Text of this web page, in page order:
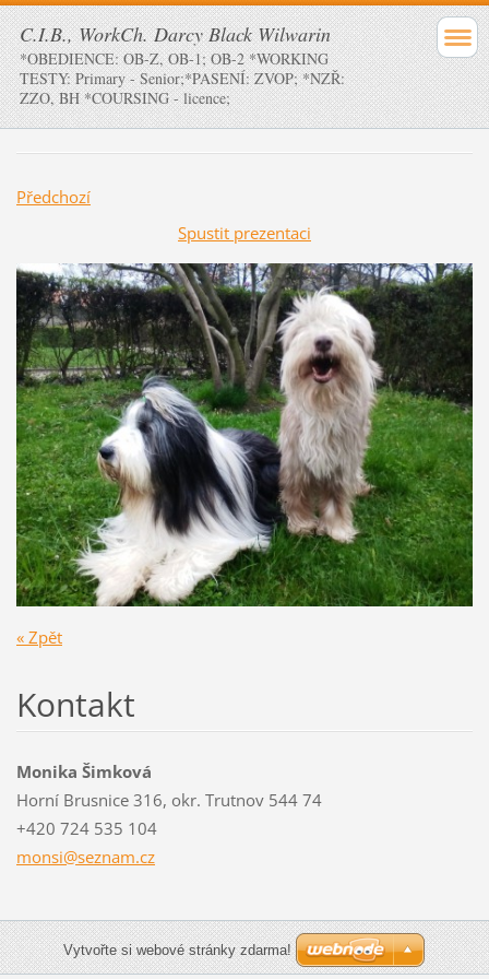
C.I.B., WorkCh. Darcy Black Wilwarin
*OBEDIENCE: OB-Z, OB-1; OB-2 *WORKING
TESTY: Primary - Senior;*PASENÍ: ZVOP; *NZŘ:
ZZO, BH *COURSING - licence;
Předchozí
Spustit prezentaci
« Zpět
Kontakt
Monika Šimková
Horní Brusnice 316, okr. Trutnov 544 74
+420 724 535 104
monsi@seznam.cz
Vytvořte si webové stránky zdarma!